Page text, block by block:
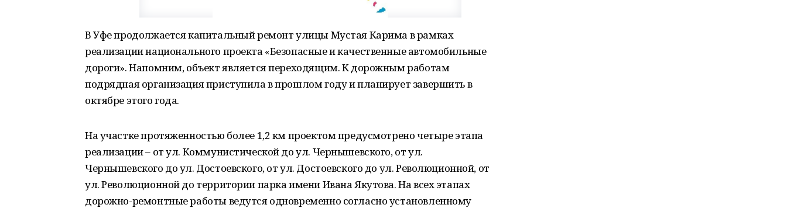
В Уфе продолжается капитальный ремонт улицы Мустая Карима в рамках
реализации национального проекта «Безопасные и качественные автомобильные
дороги». Напомним, объект является переходящим. К дорожным работам
подрядная организация приступила в прошлом году и планирует завершить в
октябре этого года.
На участке протяженностью более 1,2 км проектом предусмотрено четыре этапа
реализации – от ул. Коммунистической до ул. Чернышевского, от ул.
Чернышевского до ул. Достоевского, от ул. Достоевского до ул. Революционной, от
ул. Революционной до территории парка имени Ивана Якутова. На всех этапах
дорожно-ремонтные работы ведутся одновременно согласно установленному